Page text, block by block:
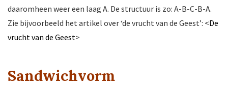
daaromheen weer een laag A. De structuur is zo: A-B-C-B-A.
Zie bijvoorbeeld het artikel over ‘de vrucht van de Geest’: <De
vrucht van de Geest>
Sandwichvorm